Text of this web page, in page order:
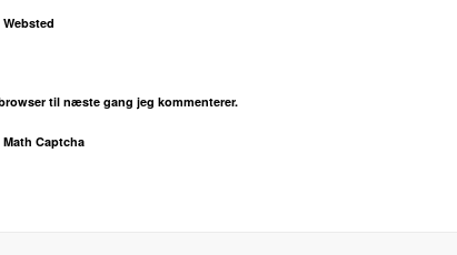
Websted
til næste gang jeg kommenterer.
Math Captcha